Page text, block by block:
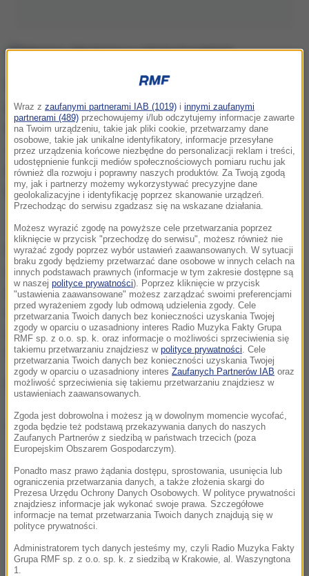
Kamery ustawiono tak, że nie widać, co dzieje się w
kabinach. Oko Wielkiego Brata w postaci monitora
stoi tylko na biurku dyrektorki gimnazjum.
Pabianickie gimnazjum odwiedził reporter RMF
Marcin Wąsiewicz. Posłuchaj:
Trzeba dodać, że z ankiety rozpisanej wśród
łódzkich szóstoklasistów wynika, że najczęściej
uczniowie spotykają się z przemocą w szkołach. Ale
pomysł dyrektorki gimnazjum w Pabianicach nie
wszystkim się podoba. Łódzkie Kuratorium Oświaty
uznało, że instalowanie kamer w szkolnych
toaletach jest już przesadą.
Foto: Archiwum RMF
Dalsza część artykułu pod materiałem video:
Wraz z zaufanymi partnerami IAB (1019) i innymi zaufanymi
partnerami (489) przechowujemy i/lub odczytujemy informacje zawarte
na Twoim urządzeniu, takie jak pliki cookie, przetwarzamy dane
osobowe, takie jak unikalne identyfikatory, informacje przesyłane
przez urządzenia końcowe niezbędne do personalizacji reklam i treści,
udostępnienie funkcji mediów społecznościowych pomiaru ruchu jak
również dla rozwoju i poprawny naszych produktów. Za Twoją zgodą
my, jak i partnerzy możemy wykorzystywać precyzyjne dane
geolokalizacyjne i identyfikację poprzez skanowanie urządzeń.
Przechodząc do serwisu zgadzasz się na wskazane działania.
Możesz wyrazić zgodę na powyższe cele przetwarzania poprzez
kliknięcie w przycisk "przechodzę do serwisu", możesz również nie
wyrażać zgody poprzez wybór ustawień zaawansowanych. W sytuacji
braku zgody będziemy przetwarzać dane osobowe w innych celach na
innych podstawach prawnych (informacje w tym zakresie dostępne są
w naszej polityce prywatności). Poprzez kliknięcie w przycisk
"ustawienia zaawansowane" możesz zarządzać swoimi preferencjami
przed wyrażeniem zgody lub odmową udzielenia zgody. Cele
przetwarzania Twoich danych bez konieczności uzyskania Twojej
zgody w oparciu o uzasadniony interes Radio Muzyka Fakty Grupa
RMF sp. z o.o. sp. k. oraz informacje o możliwości sprzeciwienia się
takiemu przetwarzaniu znajdziesz w polityce prywatności . Cele
przetwarzania Twoich danych bez konieczności uzyskania Twojej
zgody w oparciu o uzasadniony interes Zaufanych Partnerów IAB oraz
możliwość sprzeciwienia się takiemu przetwarzaniu znajdziesz w
ustawieniach zaawansowanych.
Zgoda jest dobrowolna i możesz ją w dowolnym momencie wycofać,
zgoda będzie też podstawą przekazywania danych do naszych
Zaufanych Partnerów z siedzibą w państwach trzecich (poza
Europejskim Obszarem Gospodarczym).
Ponadto masz prawo żądania dostępu, sprostowania, usunięcia lub
ograniczenia przetwarzania danych, a także złożenia skargi do
Prezesa Urzędu Ochrony Danych Osobowych. W polityce prywatności
znajdziesz informacje jak wykonać swoje prawa. Szczegółowe
informacje na temat przetwarzania Twoich danych znajdują się w
polityce prywatności.
Administratorem tych danych jesteśmy my, czyli Radio Muzyka Fakty
Grupa RMF sp. z o.o. sp. k. z siedzibą w Krakowie, al. Waszyngtona
1.